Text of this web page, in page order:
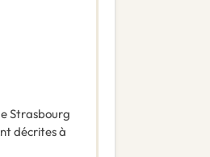
Strasbourg
décrites à